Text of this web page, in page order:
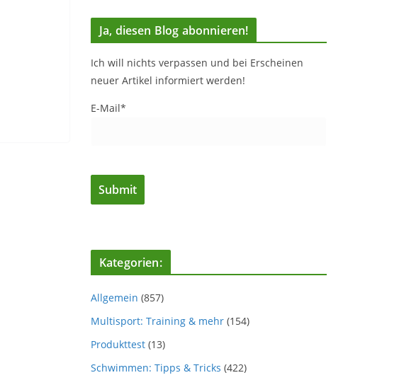
Ja, diesen Blog abonnieren!
Ich will nichts verpassen und bei Erscheinen
neuer Artikel informiert werden!
E-Mail*
Kategorien:
Allgemein (857)
Multisport: Training & mehr (154)
Produkttest (13)
Schwimmen: Tipps & Tricks (422)